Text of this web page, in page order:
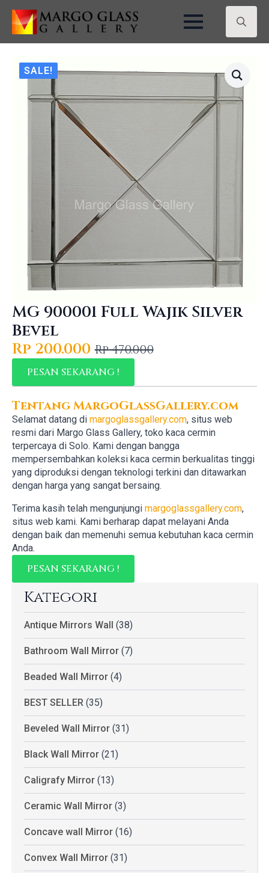
Search
Kategori
Antique Mirrors Wall (38)
Bathroom Wall Mirror (7)
Beaded Wall Mirror (4)
BEST SELLER (35)
Beveled Wall Mirror (31)
Black Wall Mirror (21)
Caligrafy Mirror (13)
Ceramic Wall Mirror (3)
Concave wall Mirror (16)
Convex Wall Mirror (31)
SALE!
MG 900001 Full Wajik Silver
Bevel
Rp470.000
Original
price
was:
Rp 470.000.
Rp 200.000
Current
price
is:
Rp 200.000.
PESAN SEKARANG !
Tentang MargoGlassGallery.com
Selamat datang di margoglassgallery.com, situs web
resmi dari Margo Glass Gallery, toko kaca cermin
terpercaya di Solo. Kami dengan bangga
mempersembahkan koleksi kaca cermin berkualitas tinggi
yang diproduksi dengan teknologi terkini dan ditawarkan
dengan harga yang sangat bersaing.
Terima kasih telah mengunjungi margoglassgallery.com,
situs web kami. Kami berharap dapat melayani Anda
dengan baik dan memenuhi semua kebutuhan kaca cermin
Anda.
PESAN SEKARANG !